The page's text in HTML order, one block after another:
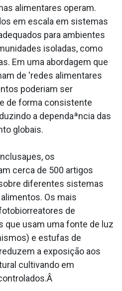
alimentares operam.
em escala em sistemas
para ambientes
isoladas, como
Em uma abordagem que
de 'redes alimentares
poderiam ser
de forma consistente
a dependaªncia das
globais.
os
cerca de 500 artigos
diferentes sistemas
Os mais
de
que usam uma fonte de luz
e estufas de
a exposição aos
cultivando em